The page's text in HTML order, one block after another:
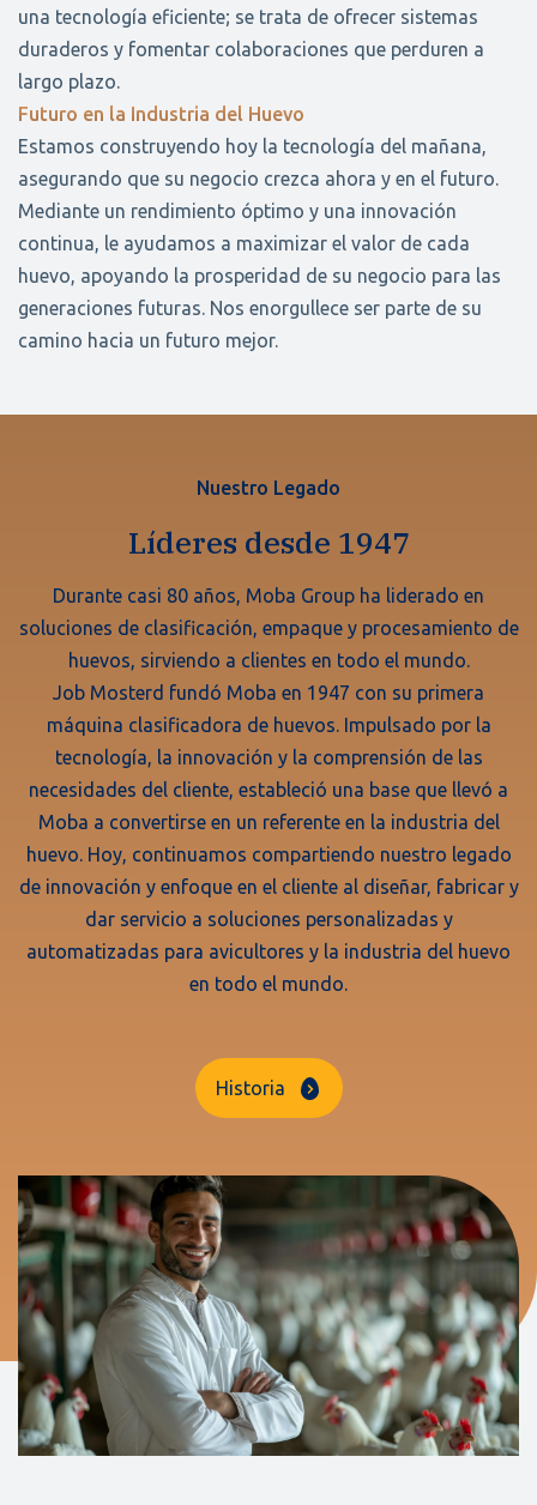
una tecnología eficiente; se trata de ofrecer sistemas
duraderos y fomentar colaboraciones que perduren a
largo plazo.
Futuro en la Industria del Huevo
Estamos construyendo hoy la tecnología del mañana,
asegurando que su negocio crezca ahora y en el futuro.
Mediante un rendimiento óptimo y una innovación
continua, le ayudamos a maximizar el valor de cada
huevo, apoyando la prosperidad de su negocio para las
generaciones futuras. Nos enorgullece ser parte de su
camino hacia un futuro mejor.
Nuestro Legado
Líderes desde 1947
Durante casi 80 años, Moba Group ha liderado en
soluciones de clasificación, empaque y procesamiento de
huevos, sirviendo a clientes en todo el mundo.
Job Mosterd fundó Moba en 1947 con su primera
máquina clasificadora de huevos. Impulsado por la
tecnología, la innovación y la comprensión de las
necesidades del cliente, estableció una base que llevó a
Moba a convertirse en un referente en la industria del
huevo. Hoy, continuamos compartiendo nuestro legado
de innovación y enfoque en el cliente al diseñar, fabricar y
dar servicio a soluciones personalizadas y
automatizadas para avicultores y la industria del huevo
en todo el mundo.
Historia